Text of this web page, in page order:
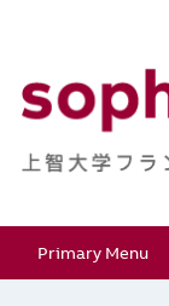
上智
科同
Primary Menu